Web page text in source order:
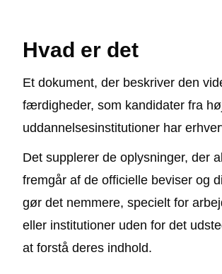
Hvad er det
Et dokument, der beskriver den
færdigheder, som kandidater fra
uddannelsesinstitutioner har
Det supplerer de oplysninger, der
fremgår af de officielle beviser og
gør det nemmere, specielt for
eller institutioner uden for det
at forstå deres indhold.